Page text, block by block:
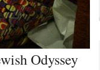
Odyssey